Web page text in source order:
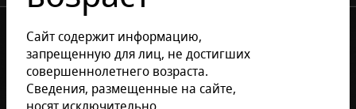
Электронные сигареты
Уточнить раздел
Сайт содержит информацию,
запрещенную для лиц, не достигших
совершеннолетнего возраста.
Сведения, размещенные на сайте,